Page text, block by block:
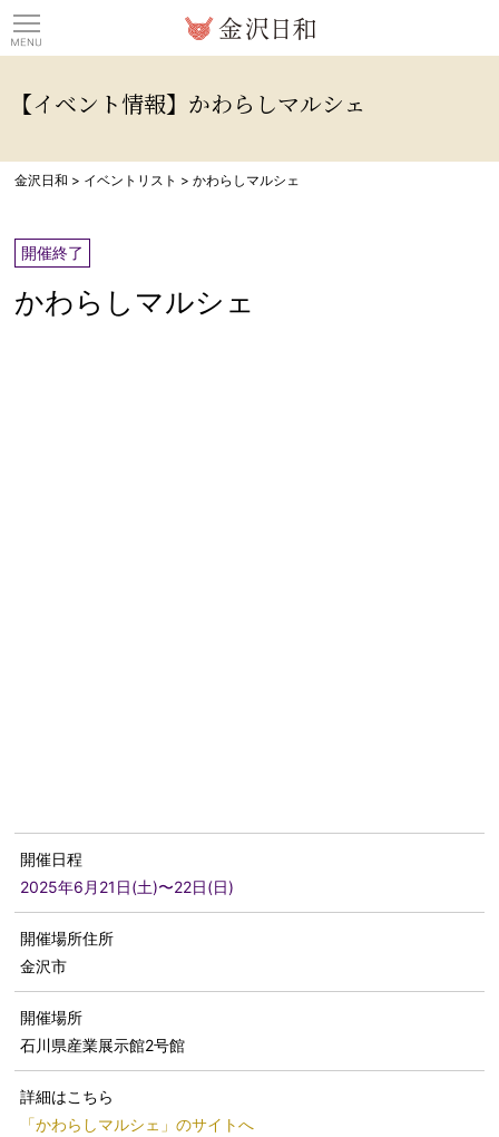
【イベント情報】かわらしマルシェ
金沢日和 > イベントリスト >かわらしマルシェ
開催終了
かわらしマルシェ
開催日程
2025年6月21日(土)〜22日(日)
開催場所住所
金沢市
開催場所
石川県産業展示館2号館
詳細はこちら
「かわらしマルシェ」のサイトへ